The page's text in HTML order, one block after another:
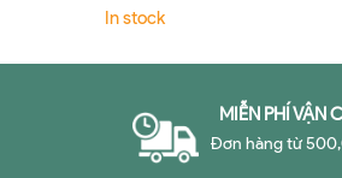
In stock
MIỄN PHÍ VẬN
Đơn hàng từ